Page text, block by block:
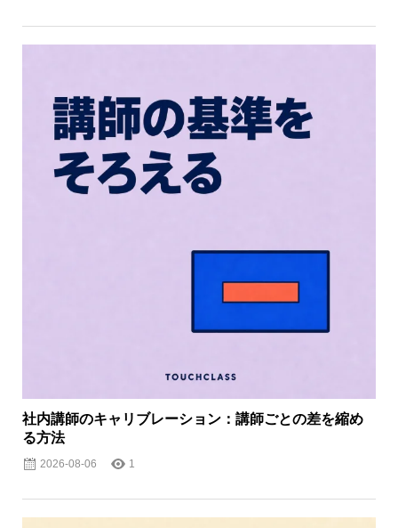
社内講師のキャリブレーション：講師ごとの差を縮め
る方法
2026-08-06 1